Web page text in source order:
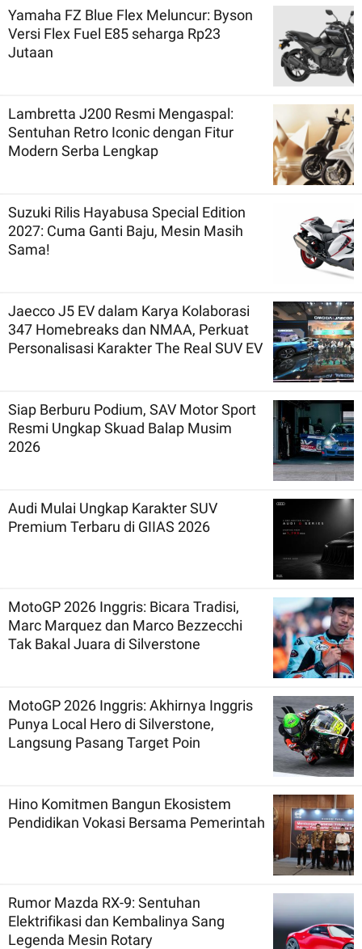
Yamaha FZ Blue Flex Meluncur: Byson
Versi Flex Fuel E85 seharga Rp23
Jutaan
Lambretta J200 Resmi Mengaspal:
Sentuhan Retro Iconic dengan Fitur
Modern Serba Lengkap
Suzuki Rilis Hayabusa Special Edition
2027: Cuma Ganti Baju, Mesin Masih
Sama!
Jaecco J5 EV dalam Karya Kolaborasi
347 Homebreaks dan NMAA, Perkuat
Personalisasi Karakter The Real SUV EV
Siap Berburu Podium, SAV Motor Sport
Resmi Ungkap Skuad Balap Musim
2026
Audi Mulai Ungkap Karakter SUV
Premium Terbaru di GIIAS 2026
MotoGP 2026 Inggris: Bicara Tradisi,
Marc Marquez dan Marco Bezzecchi
Tak Bakal Juara di Silverstone
MotoGP 2026 Inggris: Akhirnya Inggris
Punya Local Hero di Silverstone,
Langsung Pasang Target Poin
Hino Komitmen Bangun Ekosistem
Pendidikan Vokasi Bersama Pemerintah
Rumor Mazda RX-9: Sentuhan
Elektrifikasi dan Kembalinya Sang
Legenda Mesin Rotary